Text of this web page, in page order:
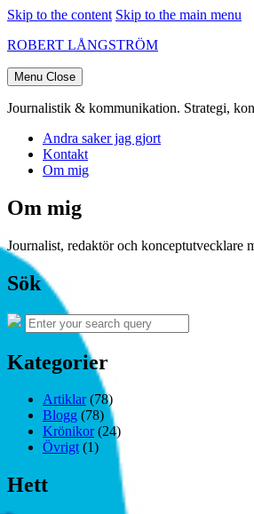
Skip to the content Skip to the main menu
ROBERT LÅNGSTRÖM
Menu Close
Journalistik & kommunikation. Strategi,
Andra saker jag gjort
Kontakt
Om mig
Om mig
Journalist, redaktör och
Sök
Search
for:
Search
Kategorier
Artiklar(78)
Blogg (78)
Krönikor(24)
Övrigt(1)
Hett